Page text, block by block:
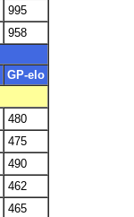
995
958
GP-elo
480
475
490
462
465